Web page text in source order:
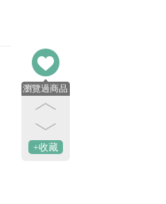
瀏覽過商品
+收藏